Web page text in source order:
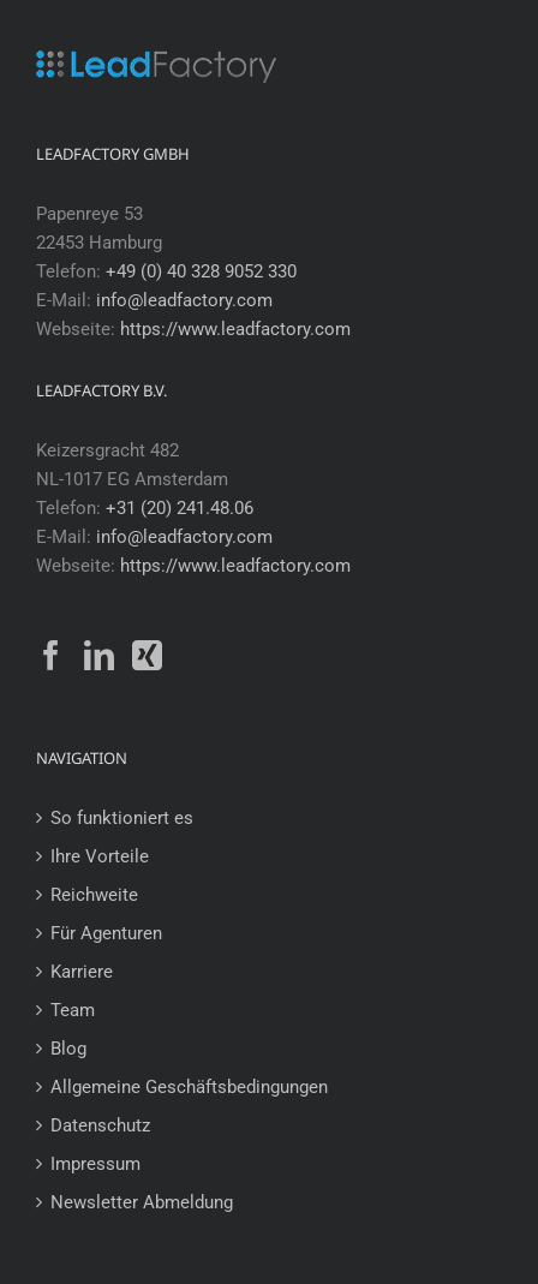
LEADFACTORY GMBH
Papenreye 53
22453 Hamburg
Telefon: +49 (0) 40 328 9052 330
E-Mail: info@leadfactory.com
Webseite: https://www.leadfactory.com
LEADFACTORY B.V.
Keizersgracht 482
NL-1017 EG Amsterdam
Telefon: +31 (20) 241.48.06
E-Mail: info@leadfactory.com
Webseite: https://www.leadfactory.com
NAVIGATION
So funktioniert es
Ihre Vorteile
Reichweite
Für Agenturen
Karriere
Team
Blog
Allgemeine Geschäftsbedingungen
Datenschutz
Impressum
Newsletter Abmeldung